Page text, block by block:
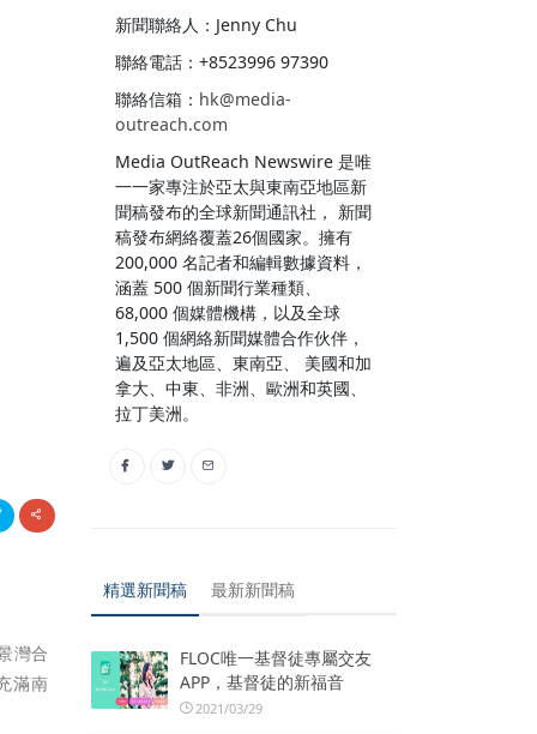
灣合
滿南
新聞聯絡人：Jenny Chu
聯絡電話：+8523996 97390
聯絡信箱： hk@media-
outreach.com
Media OutReach Newswire 是唯
一一家專注於亞太與東南亞地區新
聞稿發布的全球新聞通訊社， 新聞
稿發布網絡覆蓋26個國家。擁有
200,000 名記者和編輯數據資料，
涵蓋 500 個新聞行業種類、
68,000 個媒體機構，以及全球
1,500 個網絡新聞媒體合作伙伴，
遍及亞太地區、東南亞、 美國和加
拿大、中東、非洲、歐洲和英國、
拉丁美洲。
精選新聞稿 最新新聞稿
FLOC唯一基督徒專屬交友
APP，基督徒的新福音
2021/03/29